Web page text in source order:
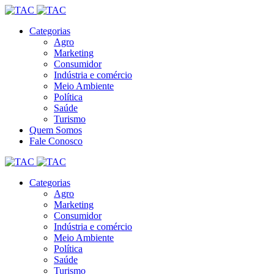
Categorias
Agro
Marketing
Consumidor
Indústria e comércio
Meio Ambiente
Política
Saúde
Turismo
Quem Somos
Fale Conosco
Categorias
Agro
Marketing
Consumidor
Indústria e comércio
Meio Ambiente
Política
Saúde
Turismo